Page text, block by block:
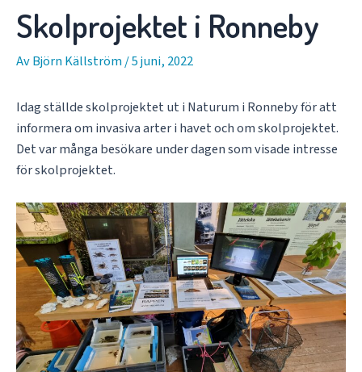
Skolprojektet i Ronneby
AvBjörn Källström/5 juni, 2022
Idag ställde skolprojektet ut i Naturum i Ronneby för att
informera om invasiva arter i havet och om skolprojektet.
Det var många besökare under dagen som visade intresse
för skolprojektet.